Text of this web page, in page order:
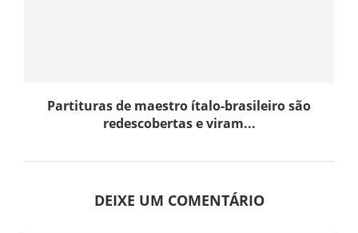
Partituras de maestro ítalo-brasileiro são
redescobertas e viram...
DEIXE UM COMENTÁRIO